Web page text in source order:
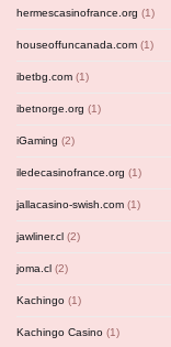
hermescasinofrance.org (1)
houseoffuncanada.com (1)
ibetbg.com (1)
ibetnorge.org (1)
iGaming (2)
iledecasinofrance.org (1)
jallacasino-swish.com (1)
jawliner.cl (2)
joma.cl (2)
Kachingo (1)
Kachingo Casino (1)